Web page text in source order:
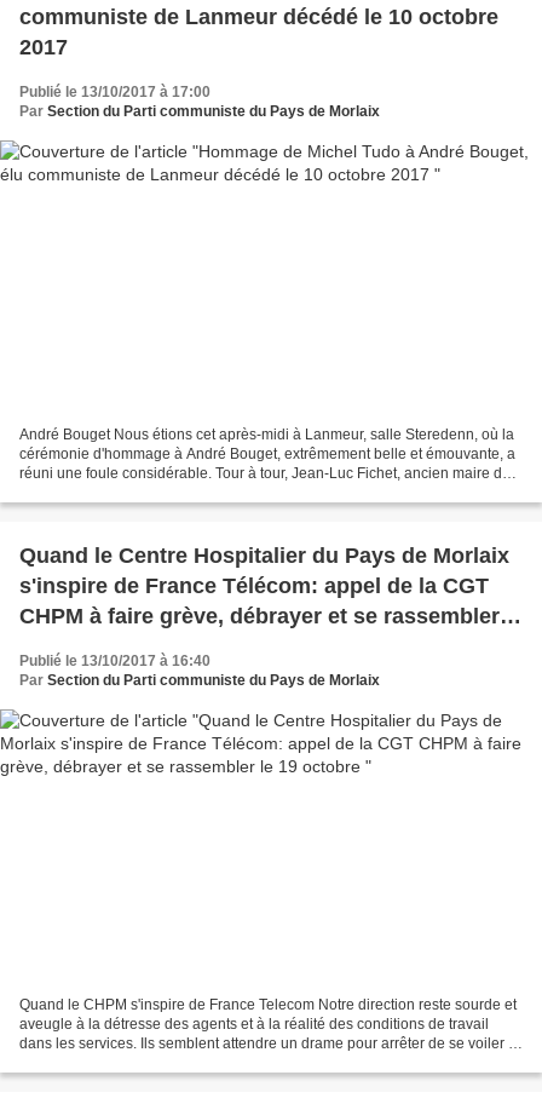
communiste de Lanmeur décédé le 10 octobre
2017
Publié le 13/10/2017 à 17:00
Par Section du Parti communiste du Pays de Morlaix
André Bouget Nous étions cet après-midi à Lanmeur, salle Steredenn, où la
cérémonie d'hommage à André Bouget, extrêmement belle et émouvante, a
réuni une foule considérable. Tour à tour, Jean-Luc Fichet, ancien maire de
Quand le Centre Hospitalier du Pays de Morlaix
s'inspire de France Télécom: appel de la CGT
CHPM à faire grève, débrayer et se rassembler
le 19 octobre
Publié le 13/10/2017 à 16:40
Par Section du Parti communiste du Pays de Morlaix
Quand le CHPM s'inspire de France Telecom Notre direction reste sourde et
aveugle à la détresse des agents et à la réalité des conditions de travail
dans les services. Ils semblent attendre un drame pour arrêter de se voiler la